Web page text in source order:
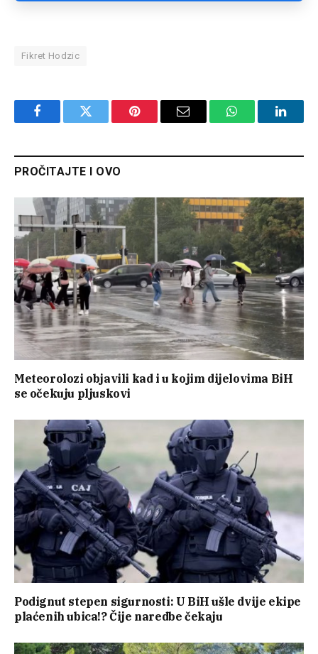
Fikret Hodzic
FacebookTwitter Pinterest Email WhatsApp
PROČITAJTE I OVO
Meteorolozi objavili kad i u kojim dijelovima BiH
se očekuju pljuskovi
Podignut stepen sigurnosti: U BiH ušle dvije ekipe
plaćenih ubica!? Čije naredbe čekaju